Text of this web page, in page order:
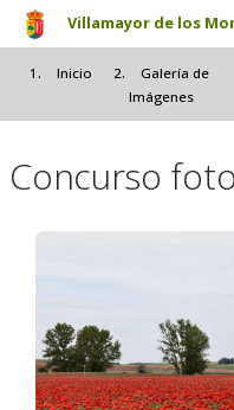
Pasar al
Villamayor de los
Inicio
Galería de
Imágenes
Concurso